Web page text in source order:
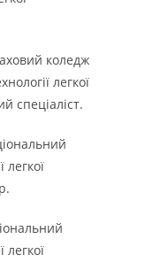
коледж
легкої
спеціаліст.
легкої
легкої